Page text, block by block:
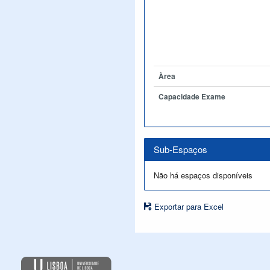
Àrea
Capacidade Exame
Sub-Espaços
Não há espaços disponíveis
Exportar para Excel